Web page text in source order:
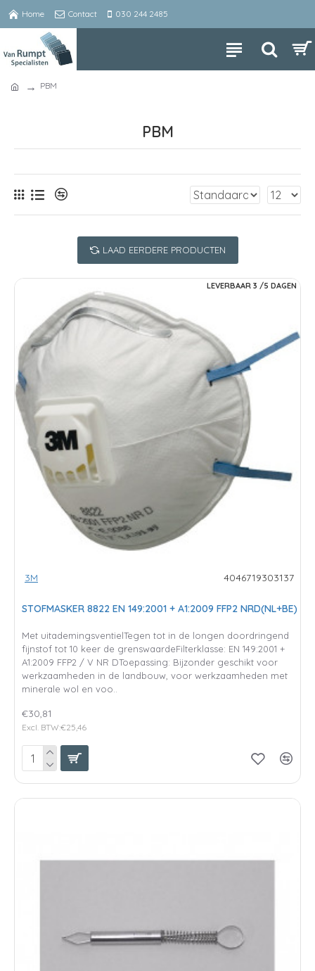
Home Contact 030 244 2485
PBM
PBM
LAAD EERDERE PRODUCTEN
LEVERBAAR 3 /5 DAGEN
3M 4046719303137
STOFMASKER 8822 EN 149:2001 + A1:2009 FFP2 NRD(NL+BE)
Met uitademingsventielTegen tot in de longen doordringend
fijnstof tot 10 keer de grenswaardeFilterklasse: EN 149:2001 +
A1:2009 FFP2 / V NR DToepassing: Bijzonder geschikt voor
werkzaamheden in de landbouw, voor werkzaamheden met
minerale wol en voo..
€30,81
Excl. BTW:€25,46